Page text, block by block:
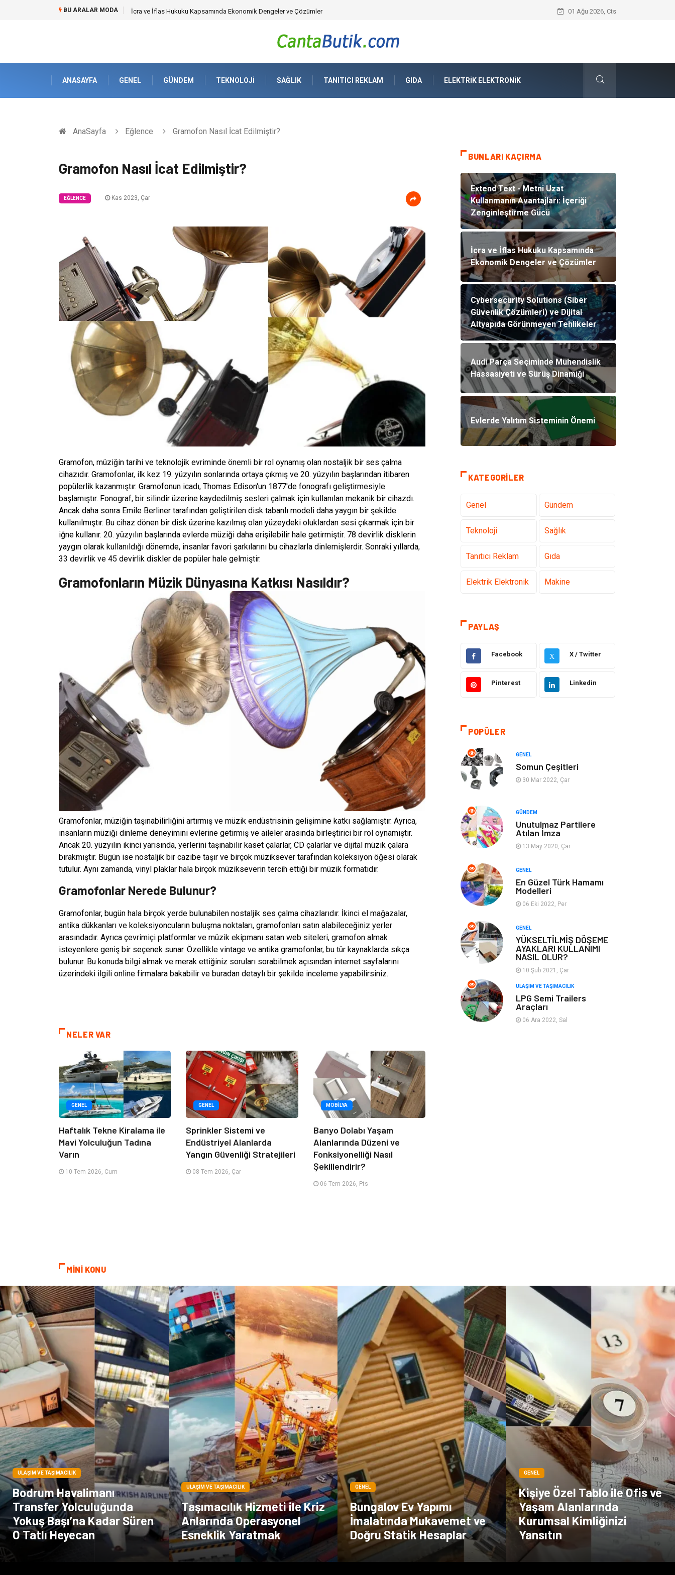
BU ARALAR MODA Cybersecurity Solutions (Siber Güvenlik Çözümleri) ve Dijital Altyapıda Görünmeyen Tehlikeler Audi Parça Seçiminde Mühendislik
01 Ağu 2026, Cts
ANASAYFA GENEL GÜNDEM TEKNOLOJI SAĞLIK TANITICI REKLAM GIDA ELEKTRIK ELEKTRONIK
AnaSayfa Eğlence Gramofon Nasıl İcat Edilmiştir?
Gramofon Nasıl İcat Edilmiştir?
EĞLENCE Kas 2023, Çar
Gramofon, müziğin tarihi ve teknolojik evriminde önemli bir rol oynamış olan nostaljik bir ses çalma
cihazıdır. Gramofonlar, ilk kez 19. yüzyılın sonlarında ortaya çıkmış ve 20. yüzyılın başlarından itibaren
popülerlik kazanmıştır. Gramofonun icadı, Thomas Edison'un 1877'de fonografı geliştirmesiyle
başlamıştır. Fonograf, bir silindir üzerine kaydedilmiş sesleri çalmak için kullanılan mekanik bir cihazdı.
Ancak daha sonra Emile Berliner tarafından geliştirilen disk tabanlı modeli daha yaygın bir şekilde
kullanılmıştır. Bu cihaz dönen bir disk üzerine kazılmış olan yüzeydeki oluklardan sesi çıkarmak için bir
iğne kullanır. 20. yüzyılın başlarında evlerde müziği daha erişilebilir hale getirmiştir. 78 devirlik disklerin
yaygın olarak kullanıldığı dönemde, insanlar favori şarkılarını bu cihazlarla dinlemişlerdir. Sonraki yıllarda,
33 devirlik ve 45 devirlik diskler de popüler hale gelmiştir.
Gramofonların Müzik Dünyasına Katkısı Nasıldır?
Gramofonlar, müziğin taşınabilirliğini artırmış ve müzik endüstrisinin gelişimine katkı sağlamıştır. Ayrıca,
insanların müziği dinleme deneyimini evlerine getirmiş ve aileler arasında birleştirici bir rol oynamıştır.
Ancak 20. yüzyılın ikinci yarısında, yerlerini taşınabilir kaset çalarlar, CD çalarlar ve dijital müzik çalara
bırakmıştır. Bugün ise nostaljik bir cazibe taşır ve birçok müziksever tarafından koleksiyon öğesi olarak
tutulur. Aynı zamanda, vinyl plaklar hala birçok müzikseverin tercih ettiği bir müzik formatıdır.
Gramofonlar Nerede Bulunur?
Gramofonlar, bugün hala birçok yerde bulunabilen nostaljik ses çalma cihazlarıdır. İkinci el mağazalar,
antika dükkanları ve koleksiyoncuların buluşma noktaları, gramofonları satın alabileceğiniz yerler
arasındadır. Ayrıca çevrimiçi platformlar ve müzik ekipmanı satan web siteleri, gramofon almak
isteyenlere geniş bir seçenek sunar. Özellikle vintage ve antika gramofonlar, bu tür kaynaklarda sıkça
bulunur. Bu konuda bilgi almak ve merak ettiğiniz soruları sorabilmek açısından internet sayfalarını
üzerindeki ilgili online firmalara bakabilir ve buradan detaylı bir şekilde inceleme yapabilirsiniz.
NELER VAR
GENEL
Haftalık Tekne Kiralama ile
Mavi Yolculuğun Tadına
Varın
10 Tem 2026, Cum
GENEL
Sprinkler Sistemi ve
Endüstriyel Alanlarda
Yangın Güvenliği Stratejileri
08 Tem 2026, Çar
MOBILYA
Banyo Dolabı Yaşam
Alanlarında Düzeni ve
Fonksiyonelliği Nasıl
Şekillendirir?
06 Tem 2026, Pts
BUNLARI KAÇIRMA
Extend Text - Metni Uzat
Kullanmanın Avantajları: İçeriği
Zenginleştirme Gücü
İcra ve İflas Hukuku Kapsamında
Ekonomik Dengeler ve Çözümler
Cybersecurity Solutions (Siber
Güvenlik Çözümleri) ve Dijital
Altyapıda Görünmeyen Tehlikeler
Audi Parça Seçiminde Mühendislik
Hassasiyeti ve Sürüş Dinamiği
Evlerde Yalıtım Sisteminin Önemi
KATEGORILER
Genel Gündem
Teknoloji Sağlık
Tanıtıcı Reklam Gıda
Elektrik Elektronik Makine
Alışveriş
Emlak
Organizasyon Mobilya
Tekstil
Tatil Finans & Ekonomi
Turizm
Aksesuar Eğitim Kurumları
Ambalaj Eğlence
Pazarlama
Servisleri
Kültür Telekomünikasyon
PAYLAŞ
Facebook X X / Twitter
Pinterest Linkedin
POPÜLER
GENEL
Somun Çeşitleri
30 Mar 2022, Çar
GÜNDEM
Unutulmaz Partilere
Atılan İmza
13 May 2020, Çar
GENEL
En Güzel Türk Hamamı
Modelleri
06 Eki 2022, Per
GENEL
YÜKSELTİLMİŞ DÖŞEME
AYAKLARI KULLANIMI
NASIL OLUR?
10 Şub 2021, Çar
ULAŞIM VE TAŞIMACILIK
LPG Semi Trailers
Araçları
06 Ara 2022, Sal
MİNİ KONU
ULAŞIM VE TAŞIMACILIK
Bodrum Havalimanı
Transfer Yolculuğunda
Yokuş Başı’na Kadar Süren
O Tatlı Heyecan
ULAŞIM VE TAŞIMACILIK
Taşımacılık Hizmeti ile Kriz
Anlarında Operasyonel
Esneklik Yaratmak
GENEL
Bungalov Ev Yapımı
İmalatında Mukavemet ve
Doğru Statik Hesaplar
GENEL
Kişiye Özel Tablo ile Ofis ve
Yaşam Alanlarında
Kurumsal Kimliğinizi
Yansıtın